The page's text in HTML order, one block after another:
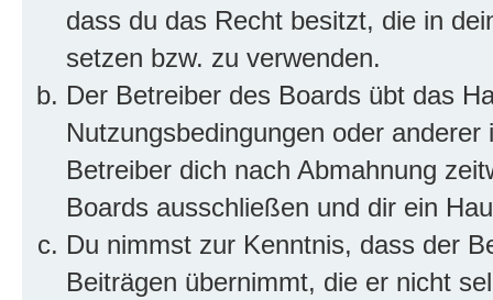
dass du das Recht besitzt, die in
setzen bzw. zu verwenden.
Der Betreiber des Boards übt das
Nutzungsbedingungen oder
Betreiber dich nach Abmahnung
Boards ausschließen und dir ein
Du nimmst zur Kenntnis, dass der
Beiträgen übernimmt, die er nicht